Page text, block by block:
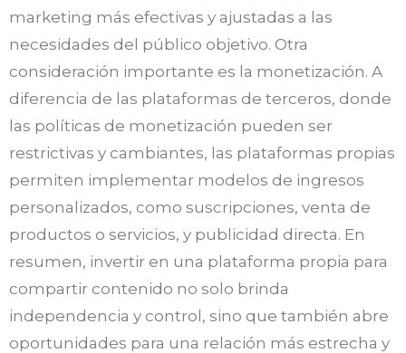
marketing más efectivas y ajustadas a las
necesidades del público objetivo. Otra
consideración importante es la monetización. A
diferencia de las plataformas de terceros, donde
las políticas de monetización pueden ser
restrictivas y cambiantes, las plataformas propias
permiten implementar modelos de ingresos
personalizados, como suscripciones, venta de
productos o servicios, y publicidad directa. En
resumen, invertir en una plataforma propia para
compartir contenido no solo brinda
independencia y control, sino que también abre
oportunidades para una relación más estrecha y